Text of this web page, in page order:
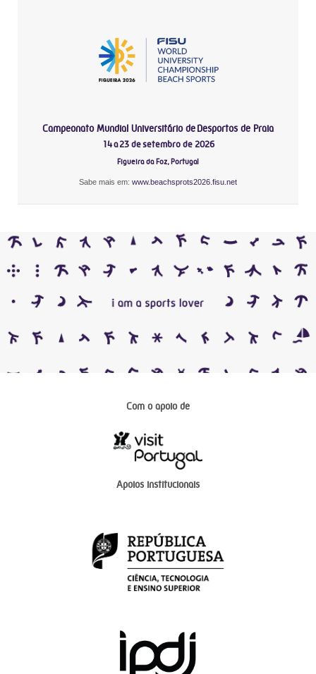
Campeonato Mundial Universitário de Desportos de Praia
14 a 23 de setembro de 2026
Figueira da Foz, Portugal
Sabe mais em: www.beachsprots2026.fisu.net
Com o apoio de
Apoios institucionais